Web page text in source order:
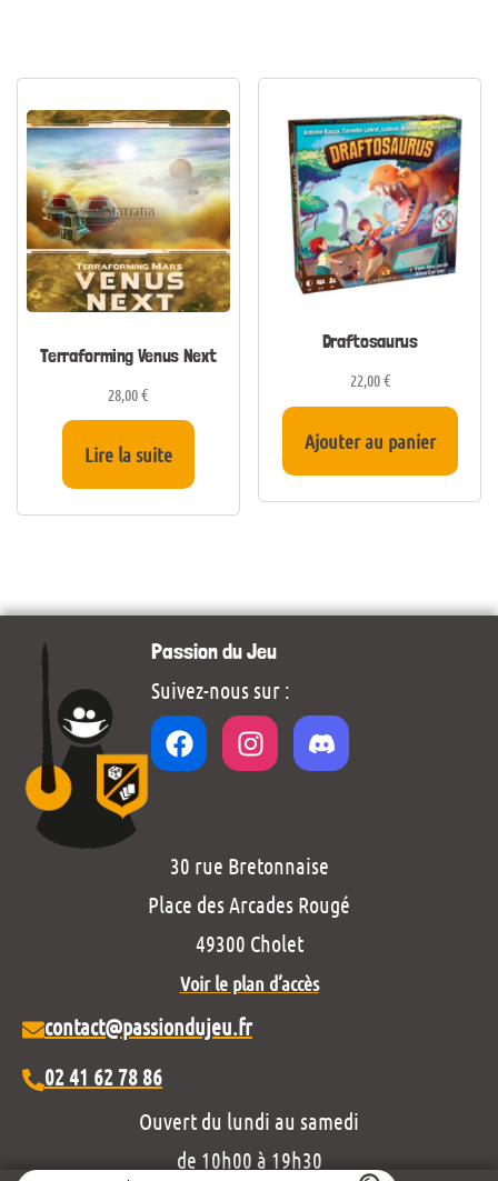
Terraforming Venus Next
28,00€
Lire la suite
Draftosaurus
22,00€
Ajouter au panier
Passion du Jeu
Suivez-nous sur :
30 rue Bretonnaise
Place des Arcades Rougé
49300 Cholet
Voir le plan d’accès
contact@passiondujeu.fr
02 41 62 78 86
Ouvert du lundi au samedi
de 10h00 à 19h30